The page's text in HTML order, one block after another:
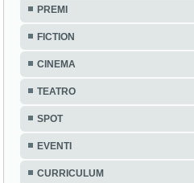
PREMI
FICTION
CINEMA
TEATRO
SPOT
EVENTI
CURRICULUM